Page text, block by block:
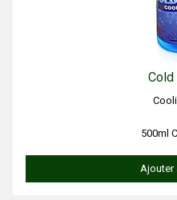
Cold
500ml
Ajouter